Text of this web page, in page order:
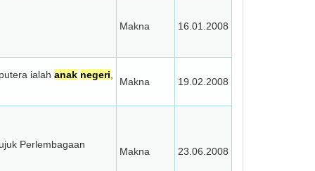
Makna 16.01.2008
ialah anak negeri
Makna 19.02.2008
Perlembagaan
Makna 23.06.2008